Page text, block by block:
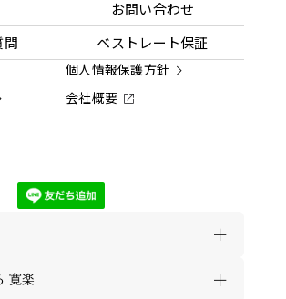
ルセレクトイン青森 TOP
お問い合わせ
問
ベストレート保証
個人情報保護方針
会社概要
寛楽